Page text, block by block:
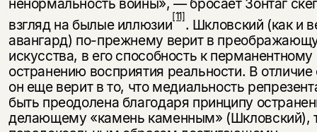
ненормальность войны», — бросает Зонтаг
взгляд на былые иллюзии[11]. Шкловский (как и
авангард) по-прежнему верит в
искусства, в его способность к перманентно­му
остранению восприятия реальности. В отличие
он еще верит в то, что медиальность
быть преодолена благодаря принципу
делающему «камень каменным» (Шкловский),
скидку 15%
Я соглашаюсь сПолитикой конфиденциальности
электронный адрес.
Я соглашаюсь сПолитикой конфиденциальности
Эта книга
не предназначена для
несовершеннолетних
Скажите, пожалуйста,
вам уже исполнилось 18 лет?